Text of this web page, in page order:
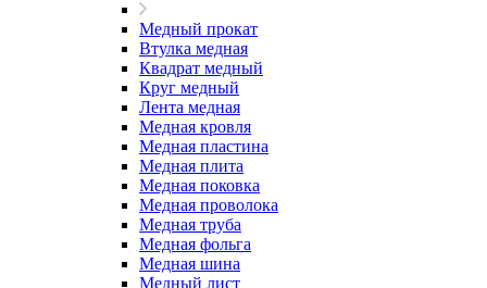
Медный прокат
Втулка медная
Квадрат медный
Круг медный
Лента медная
Медная кровля
Медная пластина
Медная плита
Медная поковка
Медная проволока
Медная труба
Медная фольга
Медная шина
Медный лист